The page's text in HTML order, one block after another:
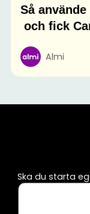
Så
och fick
Almi
Ska du starta